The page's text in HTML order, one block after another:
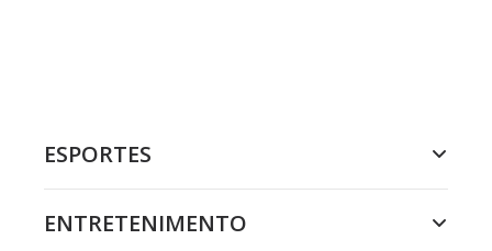
ESPORTES
ENTRETENIMENTO